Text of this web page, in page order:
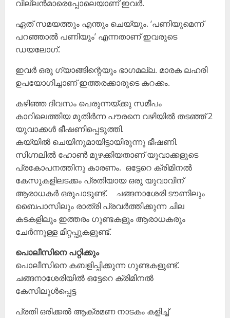
വില്ലൻമാരെപ്പോലെയാണ് ഇവർ.
ഏത് സമയത്തും എന്തും ചെയ്യും. ‘പണിയുമെന്ന്
പറഞ്ഞാൽ പണിയും’ എന്നതാണ് ഇവരുടെ
ഡയലോഗ്.
ഇവർ ഒരു ഗ്യാങ്ങിന്റെയും ഭാഗമല്ല. മാരക ലഹരി
ഉപയോഗിച്ചാണ് ഇത്തരക്കാരുടെ കറക്കം.
കഴിഞ്ഞ ദിവസം പെരുന്നയ്ക്കു സമീപം
കാറിലെത്തിയ മുതിർന്ന പൗരനെ വഴിയിൽ‌ തടഞ്ഞ് 2
യുവാക്കൾ ഭീഷണിപ്പെടുത്തി.
കയ്യിൽ ചെയിനുമായിട്ടായിരുന്നു ഭീഷണി.
സിഗ്നലിൽ ഹോൺ മുഴക്കിയതാണ് യുവാക്കളുടെ
പ്രകോപനത്തിനു കാരണം. ഒട്ടേറെ ക്രിമിനൽ
കേസുകളിലടക്കം പ്രതിയായ ഒരു യുവാവിന്
ആരാധകർ ഒരുപാടുണ്ട്. ചങ്ങനാശേരി ടൗണിലും
ബൈപാസിലും രാത്രി പ്രവർത്തിക്കുന്ന ചില
കടകളിലും ഇത്തരം ഗുണ്ടകളും ആരാധകരും
ചേർന്നുള്ള മീറ്റപ്പുകളുണ്ട്.
പൊലീസിനെ പറ്റിക്കും
പൊലീസിനെ കബളിപ്പിക്കുന്ന ഗുണ്ടകളുണ്ട്.
ചങ്ങനാശേരിയിൽ ഒട്ടേറെ ക്രിമിനൽ
കേസിലുൾപ്പെട്ട
പ്രതി ഒരിക്കൽ ആക്രമണ നാടകം കളിച്ച്